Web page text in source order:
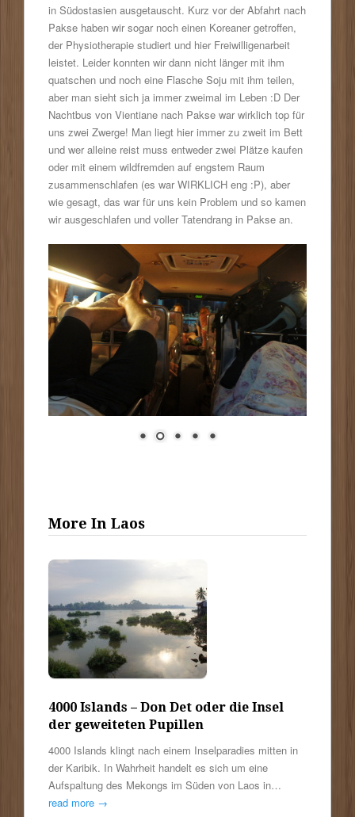
in Südostasien ausgetauscht. Kurz vor der Abfahrt nach
Pakse haben wir sogar noch einen Koreaner getroffen,
der Physiotherapie studiert und hier Freiwilligenarbeit
leistet. Leider konnten wir dann nicht länger mit ihm
quatschen und noch eine Flasche Soju mit ihm teilen,
aber man sieht sich ja immer zweimal im Leben :D Der
Nachtbus von Vientiane nach Pakse war wirklich top für
uns zwei Zwerge! Man liegt hier immer zu zweit im Bett
und wer alleine reist muss entweder zwei Plätze kaufen
oder mit einem wildfremden auf engstem Raum
zusammenschlafen (es war WIRKLICH eng :P), aber
wie gesagt, das war für uns kein Problem und so kamen
wir ausgeschlafen und voller Tatendrang in Pakse an.
More In Laos
4000 Islands – Don Det oder die Insel
der geweiteten Pupillen
4000 Islands klingt nach einem Inselparadies mitten in
der Karibik. In Wahrheit handelt es sich um eine
Aufspaltung des Mekongs im Süden von Laos in…
read more →